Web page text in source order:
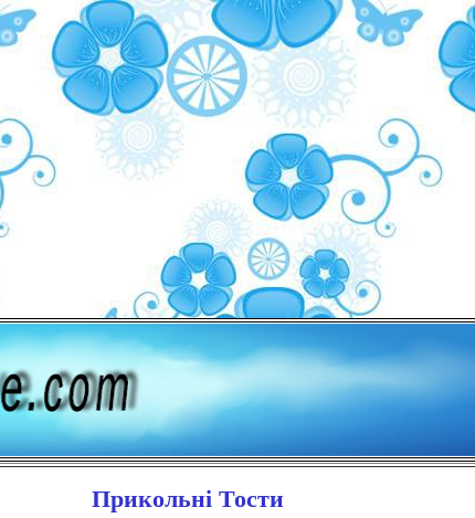
Прикольні Тости